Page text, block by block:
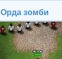
Орда зомби